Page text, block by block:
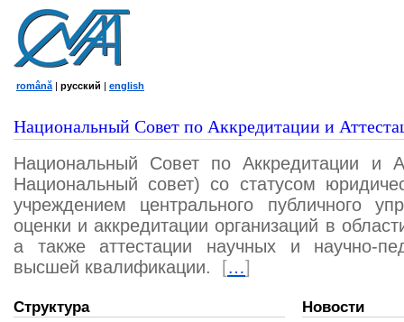
română | русский | english
Национальный Совет по Аккредитации и
Национальный Совет по Аккредитации и
Национальный совет) со статусом
учреждением центрального публичного
оценки и аккредитации организаций в
а также аттестации научных и научно-
высшей квалификации.
[…]
Структура Новости